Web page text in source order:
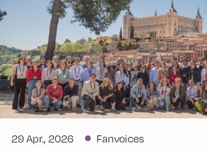
29 Apr., 2026 Fanvoices